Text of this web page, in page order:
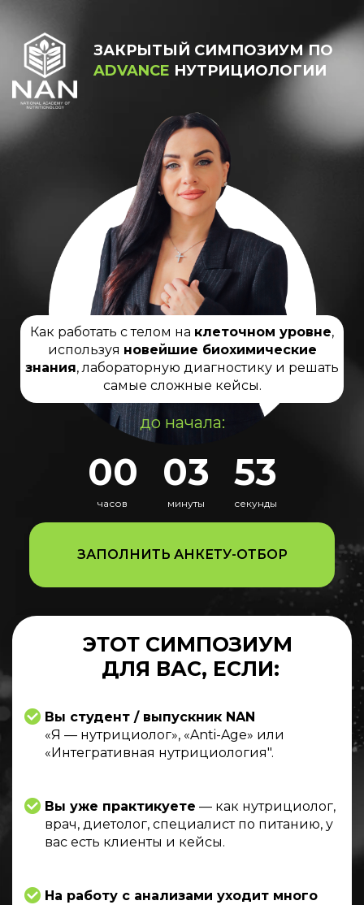
ЗАКРЫТЫЙ СИМПОЗИУМ ПО
ADVANCE НУТРИЦИОЛОГИИ
Как работать с телом на клеточном уровне,
используя новейшие биохимические
знания, лабораторную диагностику и решать
самые сложные кейсы.
до начала:
00
часов
03
минуты
53
секунды
ЗАПОЛНИТЬ АНКЕТУ-ОТБОР
ЭТОТ СИМПОЗИУМ
ДЛЯ ВАС, ЕСЛИ:
Вы студент / выпускник NAN
«Я — нутрициолог», «Anti-Age» или
«Интегративная нутрициология".
Вы уже практикуете — как нутрициолог,
врач, диетолог, специалист по питанию, у
вас есть клиенты и кейсы.
На работу с анализами уходит много